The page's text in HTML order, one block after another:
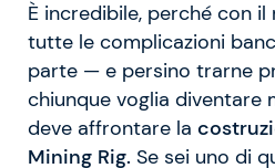
È incredibile, perché con
tutte le complicazioni
parte — e persino trarne
chiunque voglia diventare
deve affrontare la
Mining Rig. Se sei uno di